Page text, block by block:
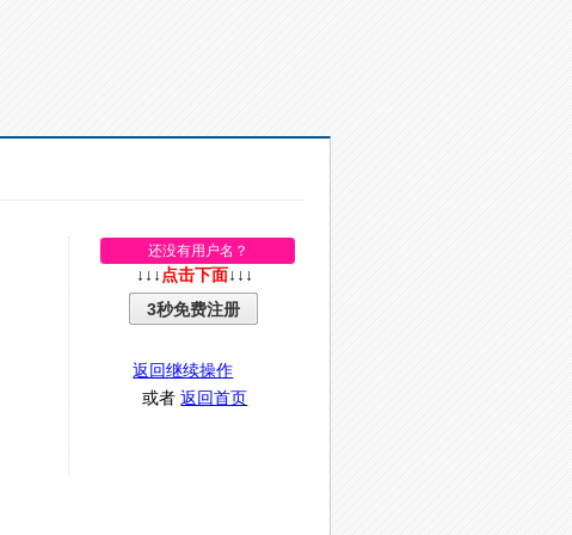
还没有用户名？
↓↓↓ 点击下面 ↓↓↓
3秒免费注册
返回继续操作
或者返回首页